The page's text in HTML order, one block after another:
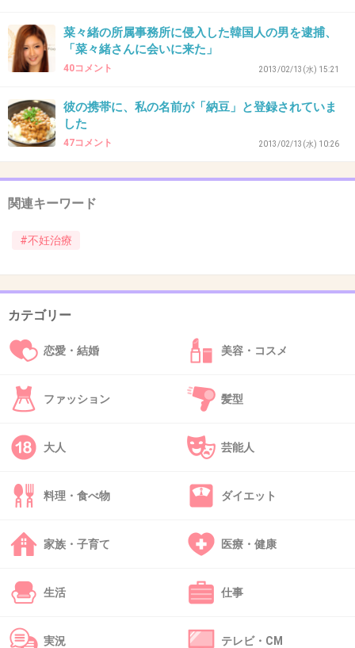
お酒もタバコもしない主人と1年に2度だけ競輪
したりして
不妊治療をしてると、なんで自分だけ…とか思
っちゃいますよね
同じ女性なのに、不妊治療してる人や子供を持
てない事を
蔑む人もいますからね
あなたまで、性格ブスになっちゃいます！
今でも十分頑張ってるんでしょう
少し肩の力を抜いて、
赤ちゃんができたら…いっぱい幸せにしてあげ
よう！
もし、授かれなかった時は、協力してくれた旦
那さんと
頑張った自分を幸せにしてあげよう・・・って
思ったらダメでしょうか？
23. 匿名
落ち込みますよね
みたらでうでしょうか？
菜々緒の所属事務所に侵入した韓国人の男を逮捕、
「菜々緒さんに会いに来た」
40コメント 2013/02/13(水) 15:21
彼の携帯に、私の名前が「納豆」と登録されていま
した
47コメント 2013/02/13(水) 10:26
関連キーワード
#不妊治療
カテゴリー
恋愛・結婚 美容・コスメ
ファッション 髪型
大人 芸能人
料理・食べ物 ダイエット
家族・子育て 医療・健康
生活 仕事
実況 テレビ・CM